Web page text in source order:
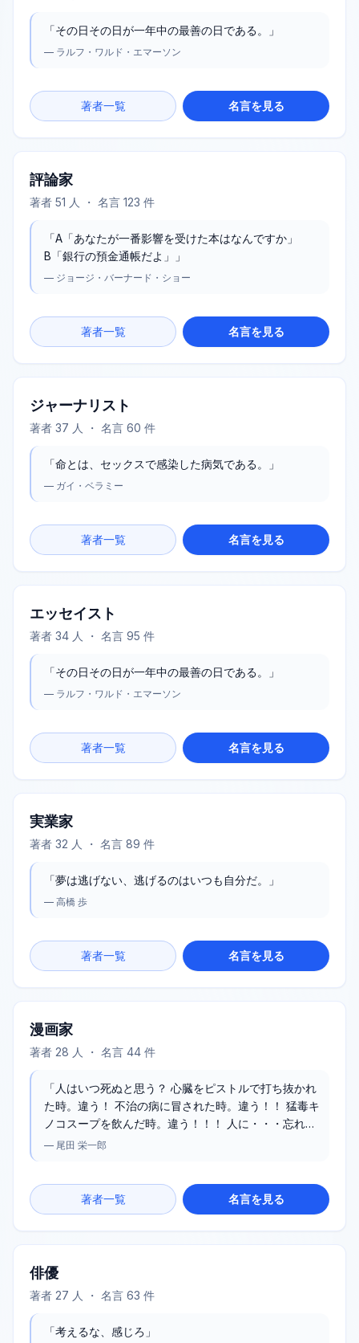
「その日その日が一年中の最善の日である。 」
— ラルフ・ワルド・エマーソン
著者一覧 名言を見る
評論家
著者 51 人 ・ 名言 123 件
「A「あなたが一番影響を受けた本はなんですか」
B「銀行の預金通帳だよ」
」
— ジョージ・バーナード・ショー
著者一覧 名言を見る
ジャーナリスト
著者 37 人 ・ 名言 60 件
「命とは、セックスで感染した病気である。 」
— ガイ・ベラミー
著者一覧 名言を見る
エッセイスト
著者 34 人 ・ 名言 95 件
「その日その日が一年中の最善の日である。 」
— ラルフ・ワルド・エマーソン
著者一覧 名言を見る
実業家
著者 32 人 ・ 名言 89 件
「夢は逃げない、逃げるのはいつも自分だ。 」
— 高橋 歩
著者一覧 名言を見る
漫画家
著者 28 人 ・ 名言 44 件
「 人はいつ死ぬと思う？ 心臓をピストルで打ち抜かれ
た時。違う！ 不治の病に冒された時。違う！！ 猛毒キ
ノコスープを飲んだ時。違う！！！ 人に・・・忘れら
れた時さ！！！！
— 尾田 栄一郎
著者一覧 名言を見る
俳優
著者 27 人 ・ 名言 63 件
「考えるな、感じろ 」